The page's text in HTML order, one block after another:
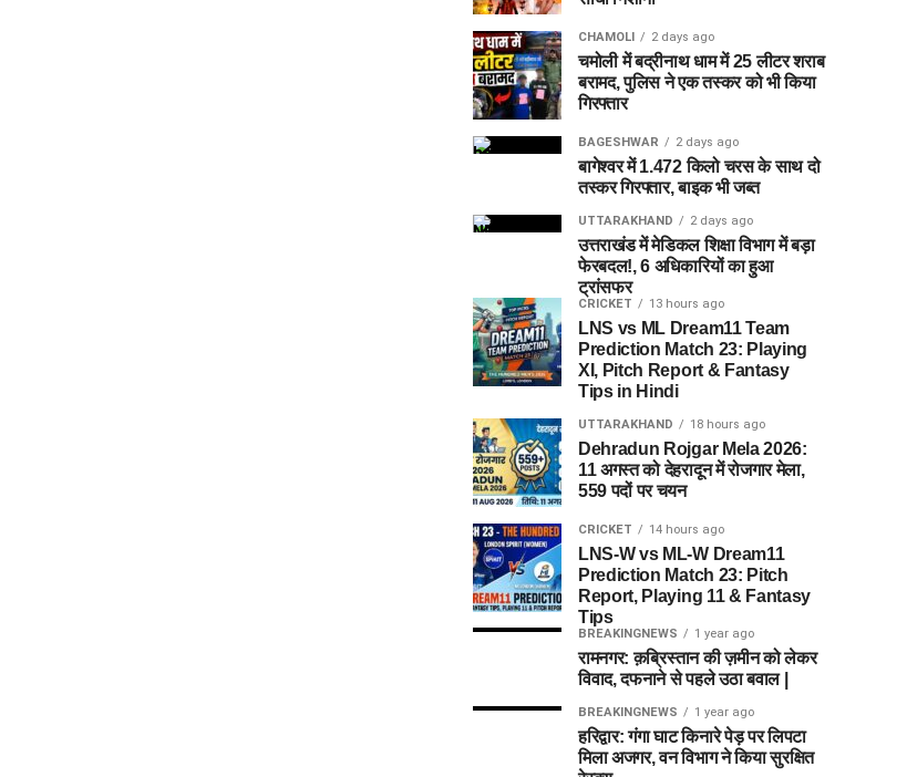
CHAMOLI 2 days ago
चमोली में बद्रीनाथ धाम में 25 लीटर शराब
बरामद, पुलिस ने एक तस्कर को भी किया
गिरफ्तार
BAGESHWAR 2 days ago
बागेश्वर में 1.472 किलो चरस के साथ दो
तस्कर गिरफ्तार, बाइक भी जब्त
UTTARAKHAND 2 days ago
उत्तराखंड में मेडिकल शिक्षा विभाग में बड़ा
फेरबदल!, 6 अधिकारियों का हुआ
ट्रांसफर
CRICKET 13 hours ago
LNS vs ML Dream11 Team
Prediction Match 23: Playing
XI, Pitch Report & Fantasy
Tips in Hindi
UTTARAKHAND 18 hours ago
Dehradun Rojgar Mela 2026:
11 अगस्त को देहरादून में रोजगार मेला,
559 पदों पर चयन
CRICKET 14 hours ago
LNS-W vs ML-W Dream11
Prediction Match 23: Pitch
Report, Playing 11 & Fantasy
Tips
BREAKINGNEWS 1 year ago
रामनगर: क़ब्रिस्तान की ज़मीन को लेकर
विवाद, दफनाने से पहले उठा बवाल |
BREAKINGNEWS 1 year ago
हरिद्वार: गंगा घाट किनारे पेड़ पर लिपटा
मिला अजगर, वन विभाग ने किया सुरक्षित